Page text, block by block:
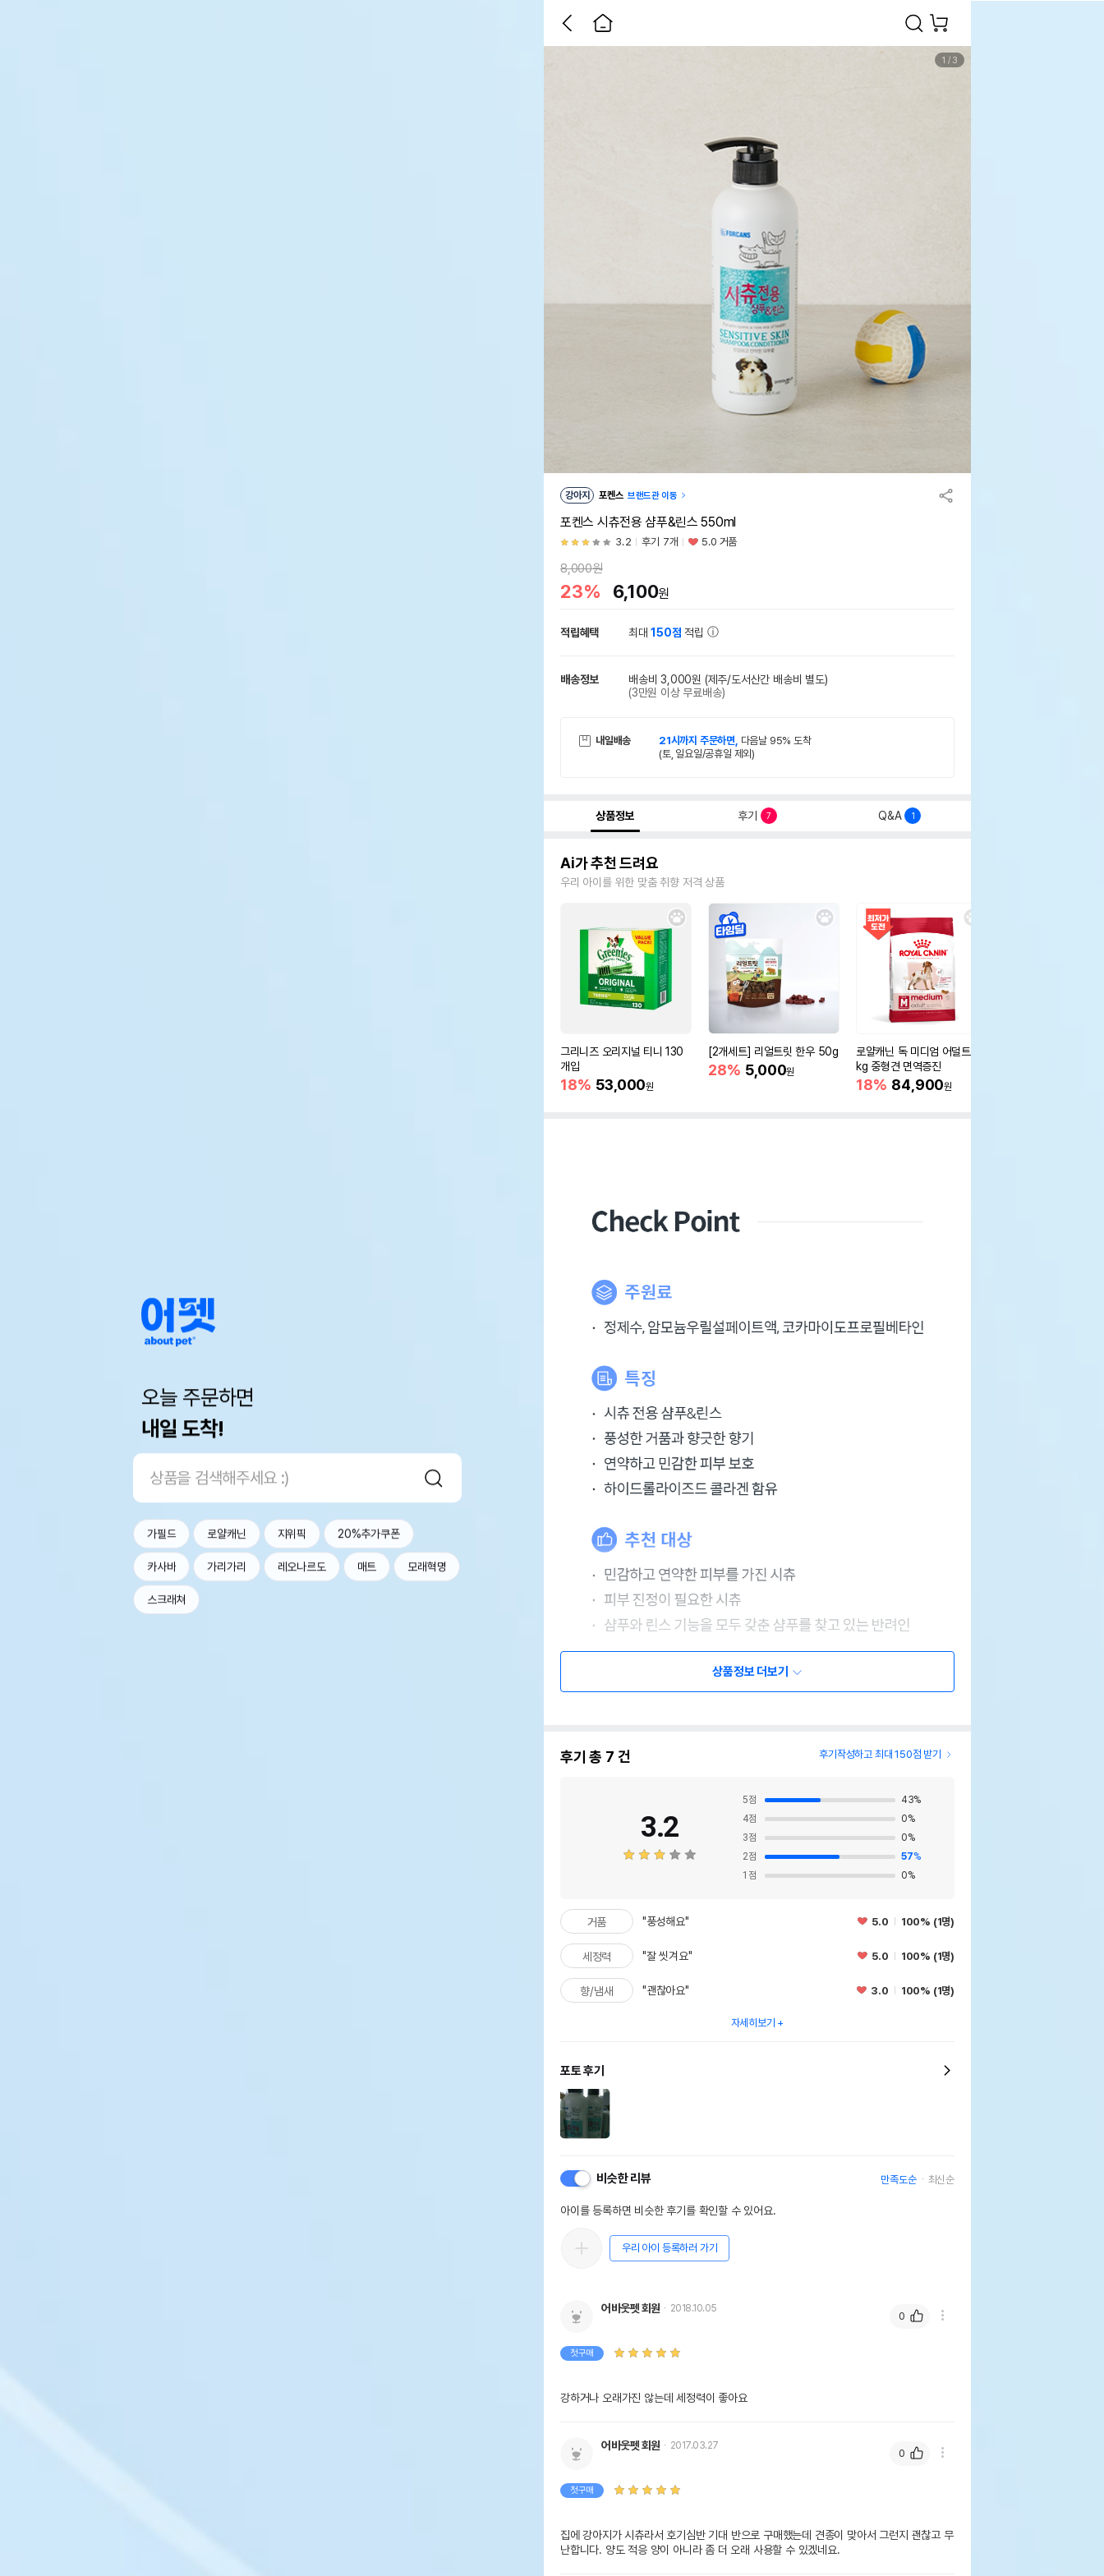
오늘 주문하면
내일 도착!
가필드 로얄캐닌 지위픽 20%추가쿠폰
카사바 가리가리 레오나르도 매트 모래혁명
스크래쳐
1 / 3
강아지 포켄스 브랜드관 이동
포켄스 시츄전용 샴푸&린스 550ml
3.2 후기 7개 5.0 거품
8,000원
23% 6,100원
적립혜택 최대150점 적립
배송정보 배송비 3,000원 (제주/도서산간 배송비 별도)
(3만원 이상 무료배송)
내일배송 21시까지 주문하면, 다음날 95% 도착
(토, 일요일/공휴일 제외)
상품정보 후기 7 Q&A 1
Ai가 추천 드려요
우리 아이를 위한 맞춤 취향 저격 상품
그리니즈 오리지널 티니 130
개입
18% 53,000원
[2개세트] 리얼트릿 한우 50g
28% 5,000원
로얄캐닌 독 미디엄 어덜트 10
kg 중형견 면역증진
18% 84,900원
상품정보 더보기
후기 총 7 건 후기작성하고 최대 150점 받기
3.2
5점 43%
4점 0%
3점 0%
2점 57%
1 점 0%
거품 "풍성해요" 5.0 100% (1명)
세정력 "잘 씻겨요" 5.0 100% (1명)
향/냄새 "괜찮아요" 3.0 100% (1명)
자세히보기
포토 후기
비슷한 리뷰 만족도순 최신순
아이를 등록하면 비슷한 후기를 확인할 수 있어요.
우리 아이 등록하러 가기
어바웃펫 회원 2018.10.05
첫구매
강하거나 오래가진 않는데 세정력이 좋아요
0
어바웃펫 회원 2017.03.27
첫구매
집에 강아지가 시츄라서 호기심반 기대 반으로 구매했는데 견종이 맞아서 그런지 괜찮고 무
난합니다. 양도 적응 양이 아니라 좀 더 오래 사용할 수 있겠네요.
0